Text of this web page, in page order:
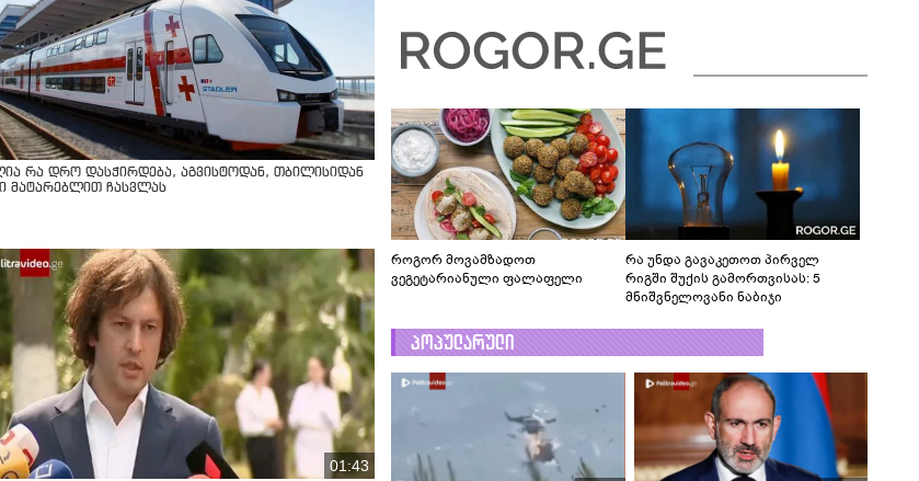
რა დრო დასჭირდება, აგვისტოდან, თბილისიდან
მატარებლით ჩასვლას
01:43
უფსკრულისკენ მიდის“
როგორ მოვამზადოთ
ვეგეტარიანული ფალაფელი
რა უნდა გავაკეთოთ პირველ
რიგში შუქის გამორთვისას: 5
მნიშვნელოვანი ნაბიჯი
პოპულარული